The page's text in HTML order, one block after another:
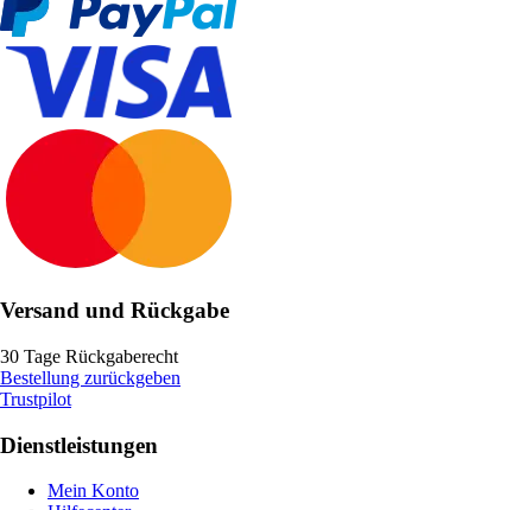
Versand und Rückgabe
30 Tage Rückgaberecht
Bestellung zurückgeben
Trustpilot
Dienstleistungen
Mein Konto